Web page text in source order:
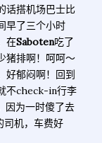
话搭机场巴士比
早了三个小时
在Saboten吃了
猪排啊！呵呵～
好郁闷啊！回到
不check-in行李
因为一时傻了去
司机，车费好